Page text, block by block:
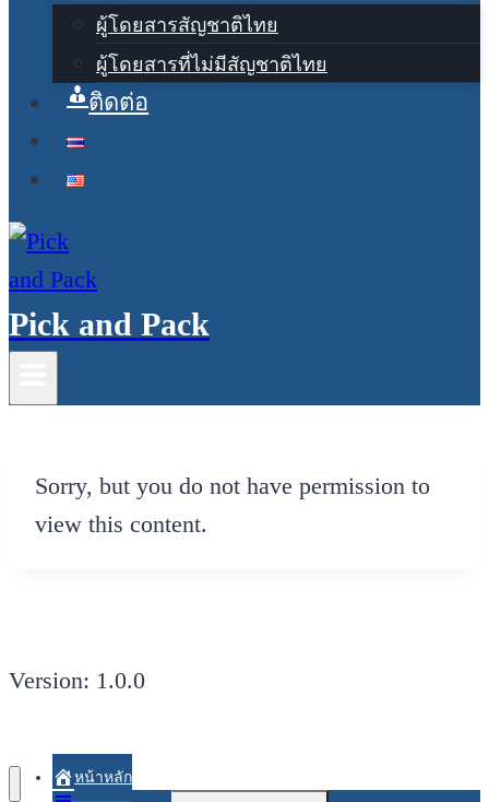
ผู้โดยสารสัญชาติไทย
ผู้โดยสารที่ไม่มีสัญชาติไทย
ติดต่อ
Pick and Pack
Sorry, but you do not have permission to
view this content.
Version: 1.0.0
หน้าหลัก